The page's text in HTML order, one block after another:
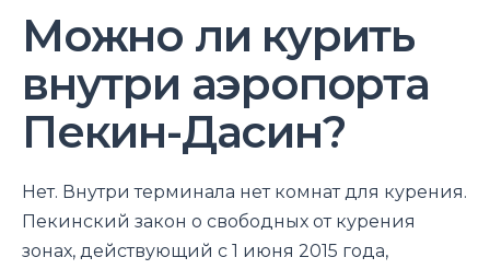
Можно ли курить
внутри аэропорта
Пекин-Дасин?
Нет. Внутри терминала нет комнат для курения.
Пекинский закон о свободных от курения
зонах, действующий с 1 июня 2015 года,